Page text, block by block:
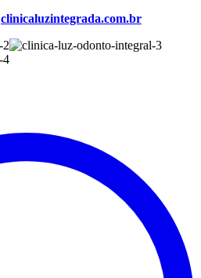
clinicaluzintegrada.com.br